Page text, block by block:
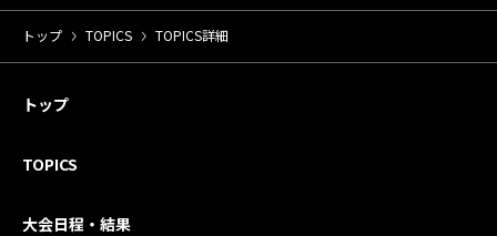
トップ TOPICS TOPICS詳細
トップ
TOPICS
大会日程・結果